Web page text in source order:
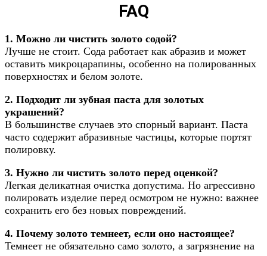
FAQ
1. Можно ли чистить золото содой?
Лучше не стоит. Сода работает как абразив и может
оставить микроцарапины, особенно на полированных
поверхностях и белом золоте.
2. Подходит ли зубная паста для золотых
украшений?
В большинстве случаев это спорный вариант. Паста
часто содержит абразивные частицы, которые портят
полировку.
3. Нужно ли чистить золото перед оценкой?
Легкая деликатная очистка допустима. Но агрессивно
полировать изделие перед осмотром не нужно: важнее
сохранить его без новых повреждений.
4. Почему золото темнеет, если оно настоящее?
Темнеет не обязательно само золото, а загрязнение на